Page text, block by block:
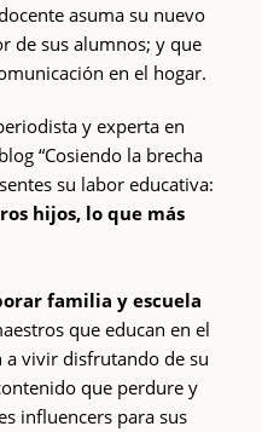
asuma su nuevo
de sus alumnos; y que
en el hogar.
y experta en
“Cosiendo la brecha
su labor educativa:
hijos, lo que más
familia y escuela
que educan en el
a vivir disfrutando de su
que perdure y
influencers para sus